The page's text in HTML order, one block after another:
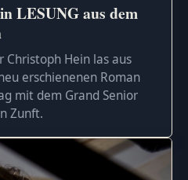
LESUNG aus dem
Christoph Hein las aus
erschienenen Roman
mit dem Grand Senior
Zunft.